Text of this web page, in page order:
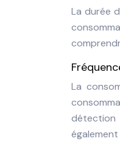
La durée
La
détection